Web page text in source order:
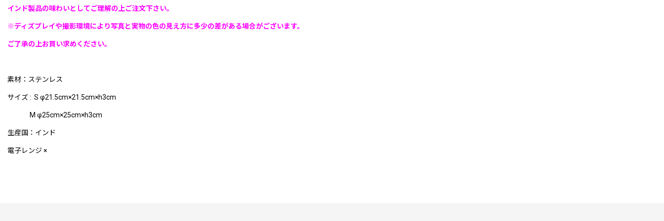
インド製品の味わいとしてご理解の上ご注文下さい。
※ディズプレイや撮影環境により写真と実物の色の見え方に多少の差がある場合がございます。
ご了承の上お買い求めください。
素材：ステンレス
サイズ : S φ21.5cm×21.5cm×h3cm
M φ25cm×25cm×h3cm
生産国：インド
電子レンジ ×